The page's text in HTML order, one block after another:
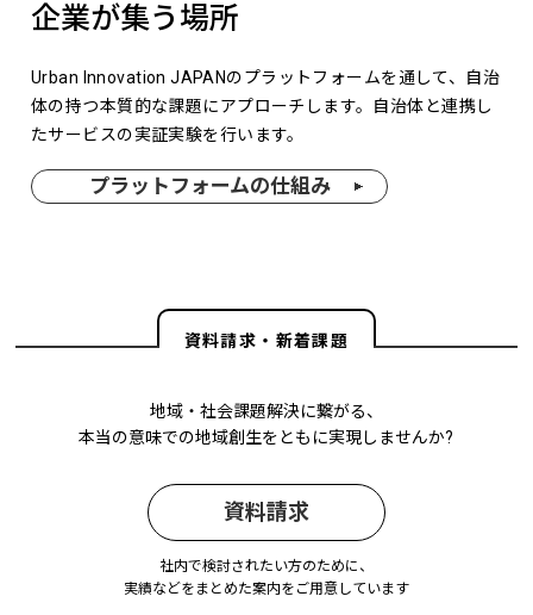
企業が集う場所
Urban Innovation JAPANのプラットフォームを通して、自治
体の持つ本質的な課題にアプローチします。自治体と連携し
たサービスの実証実験を行います。
プラットフォームの仕組み
資料請求・新着課題
地域・社会課題解決に繋がる、
本当の意味での地域創生をともに実現しませんか?
資料請求
社内で検討されたい方のために、
実績などをまとめた案内をご用意しています